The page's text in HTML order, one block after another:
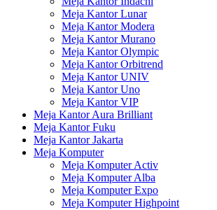
Meja Kantor Lunar
Meja Kantor Modera
Meja Kantor Murano
Meja Kantor Olympic
Meja Kantor Orbitrend
Meja Kantor UNIV
Meja Kantor Uno
Meja Kantor VIP
Meja Kantor Aura Brilliant
Meja Kantor Fuku
Meja Kantor Jakarta
Meja Komputer
Meja Komputer Activ
Meja Komputer Alba
Meja Komputer Expo
Meja Komputer Highpoint